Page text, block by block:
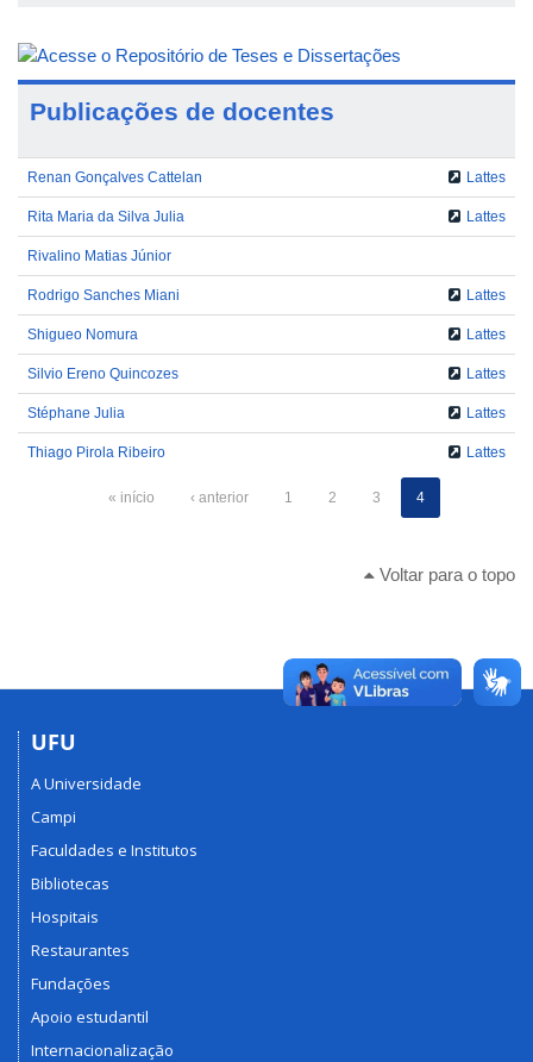
Publicações de docentes
Renan Gonçalves Cattelan Lattes
Rita Maria da Silva Julia Lattes
Rivalino Matias Júnior
Rodrigo Sanches Miani Lattes
Shigueo Nomura Lattes
Silvio Ereno Quincozes Lattes
Stéphane Julia Lattes
Thiago Pirola Ribeiro Lattes
« início ‹ anterior 1 2 3 4
Voltar para o topo
UFU
A Universidade
Campi
Faculdades e Institutos
Bibliotecas
Hospitais
Restaurantes
Fundações
Apoio estudantil
Internacionalização